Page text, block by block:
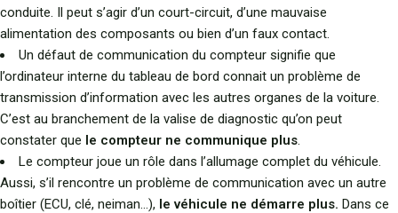
conduite. Il peut s’agir d’un court-circuit, d’une mauvaise
alimentation des composants ou bien d’un faux contact.
Un défaut de communication du compteur signifie que
l’ordinateur interne du tableau de bord connait un problème de
transmission d’information avec les autres organes de la voiture.
C’est au branchement de la valise de diagnostic qu’on peut
constater que le compteur ne communique plus.
Le compteur joue un rôle dans l’allumage complet du véhicule.
Aussi, s’il rencontre un problème de communication avec un autre
boîtier (ECU, clé, neiman…), le véhicule ne démarre plus. Dans ce